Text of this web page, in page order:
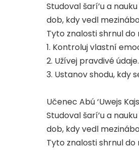
Studoval šarí’u a
dob, kdy vedl
Tyto znalosti shrnul do
1. Kontroluj vlastní
2. Užívej pravdivé údaje.
3. Ustanov shodu, kdy
Učenec Abú ‘Uwejs
Studoval šarí’u a
dob, kdy vedl
Tyto znalosti shrnul do